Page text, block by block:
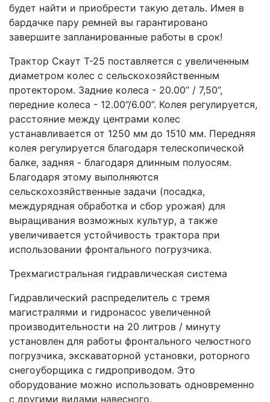
будет найти и приобрести такую деталь. Имея в
бардачке пару ремней вы гарантировано
завершите запланированные работы в срок!
Трактор Скаут T-25 поставляется с увеличенным
диаметром колес с сельскохозяйственным
протектором. Задние колеса - 20.00’’ / 7,50’’,
передние колеса - 12.00’’/6.00’’. Колея регулируется,
расстояние между центрами колес
устанавливается от 1250 мм до 1510 мм. Передняя
колея регулируется благодаря телескопической
балке, задняя - благодаря длинным полуосям.
Благодаря этому выполняются
сельскохозяйственные задачи (посадка,
междурядная обработка и сбор урожая) для
выращивания возможных культур, а также
увеличивается устойчивость трактора при
использовании фронтального погрузчика.
Трехмагистральная гидравлическая система
Гидравлический распределитель с тремя
магистралями и гидронасос увеличенной
производительности на 20 литров / минуту
установлен для работы фронтального челюстного
погрузчика, экскаваторной установки, роторного
снегоуборщика с гидроприводом. Это
оборудование можно использовать одновременно
с другими видами навесного.